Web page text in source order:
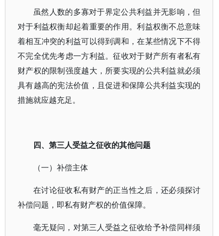
虽然人数的多寡对于界定公共利益并无影响，但
对于利益权衡却起着重要的作用。利益权衡不总意味
着相互冲突的利益可以得到调和，在某些情况下不得
不完全优先考虑一方利益。征收对于财产所有者私有
财产权的限制强度越大，所要实现的公共利益就必须
具有越高的宪法价值，且促进和保障公共利益实现的
措施就应越充足。
四、第三人受益之征收的其他问题
（一）补偿主体
在讨论征收私有财产的正当性之后，还必须探讨
补偿问题，即私有财产权的价值保障。
毫无疑问，对第三人受益之征收给予补偿同样须